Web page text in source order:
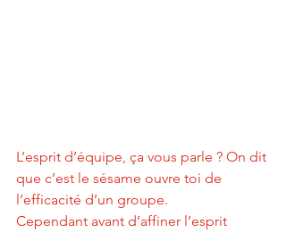
L’esprit d’équipe, ça vous parle ? On dit
que c’est le sésame ouvre toi de
l’efficacité d’un groupe.
Cependant avant d’affiner l’esprit